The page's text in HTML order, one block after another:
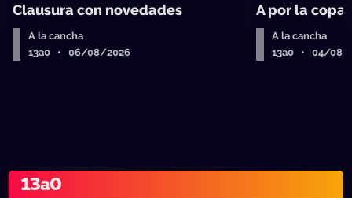
Clausura con novedades
A la cancha
13a0 • 06/08/2026
A por la copa
A la cancha
13a0 • 04/08/
13a0